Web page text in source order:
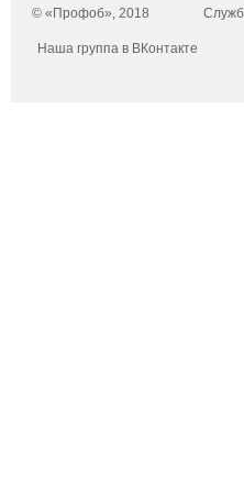
© «Профоб», 2018
Наша группа в ВКонтакте